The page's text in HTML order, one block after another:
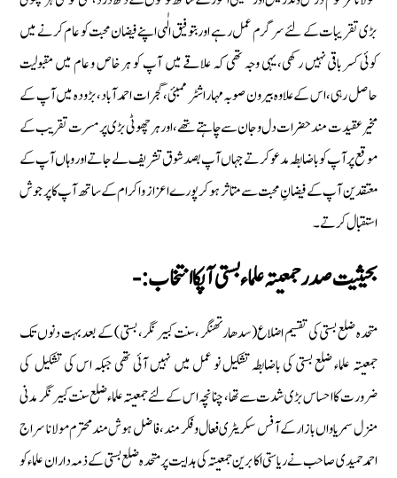
بڑى تقریبات کے لئے سرگرم عمل رہے اور بتوفیق الٰہی اپنے فیضان محبت کو عام کرنے میں
کوئی کسر باقی نہیں رکھی، یہی وجہ تھی كہ علاقے میں آپ کو ہر خاص و عام میں مقبولیت
حاصل رہی، اس کے علاوہ بیرون صوبہ مہاراشٹر ممبئی ،گجرات احمد آباد، بڑودہ میں آپ کے
مخیر عقیدت مند حضرات دل وجان سے چاہتے تھے، اور ہر چھوٹی بڑی پر مسرت تقريب كے
موقع پر آپ کو باضابطہ مدعو کرتے جہاں آپ بصد شوق تشریف لے جاتے اور وہاں آپ کے
معتقدین آپ کے فیضانِ محبت سے متاثر ہوکر پورے اعزاز واکرام کے ساتھ آپ کا پر جوش
استقبال کرتے۔
بحیثیت صدر جمعیتہ علماء بستی آپکا انتخاب :-
متحدہ ضلع بستی کی تقسیم اضلاع (سدھارتھنگر ، سنت کبیر نگر ، بستی) کے بعد بہت دنوں تک
جمعیتہ علماء ضلع بستی کی باضابطہ تشکیل نو عمل میں نہیں آئى تھی جبکہ اس کی تشکیل کی
ضرورت کا احساس بڑی شدت سے تھا، چنانچہ اس کے لئے جمعیتہ علماء ضلع سنت کبیر نگر مدنی
منزل سمریاواں بازار کے آفس سکریٹری فعال و فکر مند ، فاضل ہوش مند محترم مولانا سراج
احمد حمیدی صاحب نے ریاستی اکابرین جمعیتہ کی ہدایت پر متحدہ ضلع بستی کے ذمہ داران علماء کو